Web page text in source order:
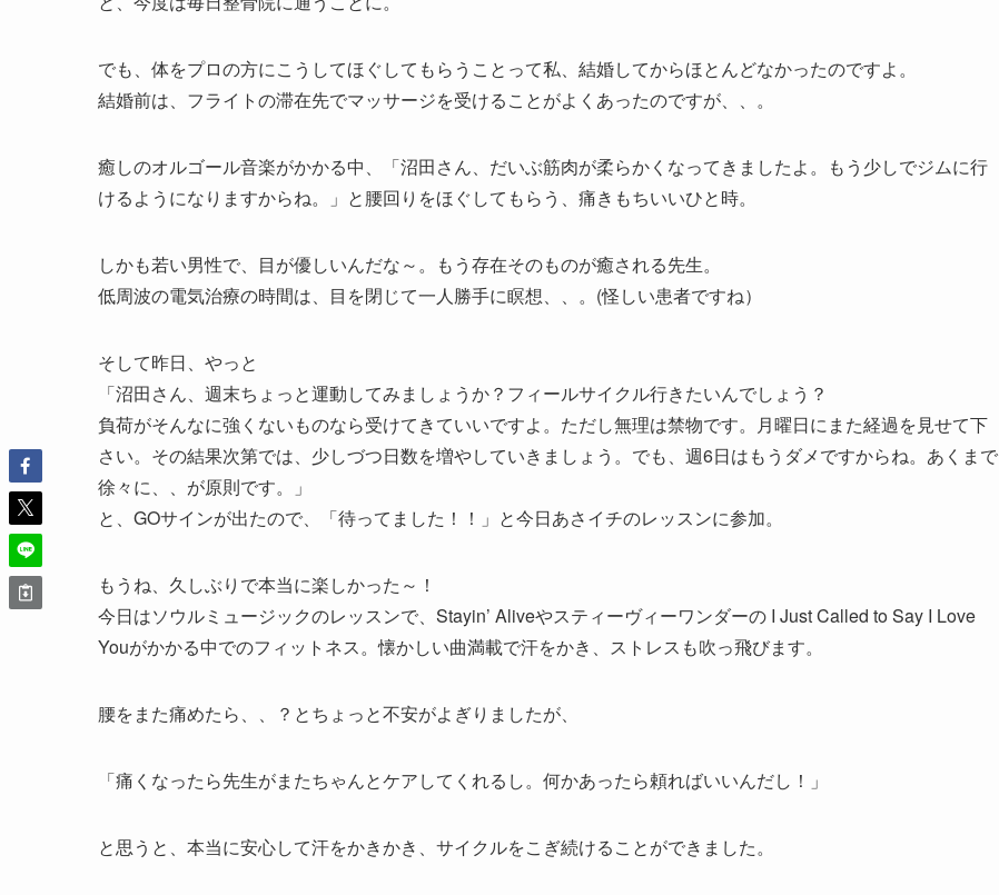
でも、体をプロの方にこうしてほぐしてもらうことって私、結婚してからほとんどなかったのですよ。
結婚前は、フライトの滞在先でマッサージを受けることがよくあったのですが、、。
癒しのオルゴール音楽がかかる中、「沼田さん、だいぶ筋肉が柔らかくなってきましたよ。もう少しでジムに行
けるようになりますからね。」と腰回りをほぐしてもらう、痛きもちいいひと時。
しかも若い男性で、目が優しいんだな～。もう存在そのものが癒される先生。
低周波の電気治療の時間は、目を閉じて一人勝手に瞑想、、。(怪しい患者ですね）
そして昨日、やっと
「沼田さん、週末ちょっと運動してみましょうか？フィールサイクル行きたいんでしょう？
負荷がそんなに強くないものなら受けてきていいですよ。ただし無理は禁物です。月曜日にまた経過を見せて下
さい。その結果次第では、少しづつ日数を増やしていきましょう。でも、週6日はもうダメですからね。あくまで
徐々に、、が原則です。」
と、GOサインが出たので、「待ってました！！」と今日あさイチのレッスンに参加。
もうね、久しぶりで本当に楽しかった～！
今日はソウルミュージックのレッスンで、Stayin’ Aliveやスティーヴィーワンダーの I Just Called to Say I Love
Youがかかる中でのフィットネス。懐かしい曲満載で汗をかき、ストレスも吹っ飛びます。
腰をまた痛めたら、、？とちょっと不安がよぎりましたが、
「痛くなったら先生がまたちゃんとケアしてくれるし。何かあったら頼ればいいんだし！」
と思うと、本当に安心して汗をかきかき、サイクルをこぎ続けることができました。